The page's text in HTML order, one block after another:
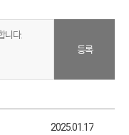
등록
소프트쉐어 서비스 이용 가이드 업데이트 안내
2025.01.17
2025.01.17